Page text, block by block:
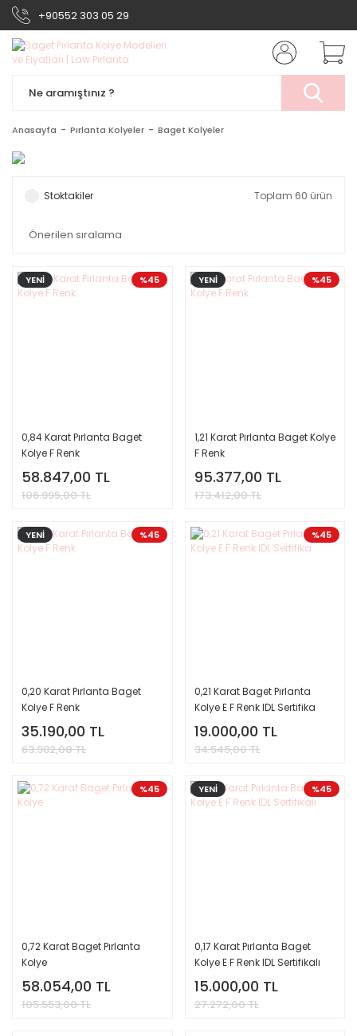
+90552 303 05 29
Anasayfa Pırlanta Kolyeler Baget Kolyeler
Stoktakiler Toplam 60 ürün
%45
YENİ
0,84 Karat Pırlanta Baget
Kolye F Renk
58.847,00 TL
106.995,00 TL
%45
YENİ
1,21 Karat Pırlanta Baget Kolye
F Renk
95.377,00 TL
173.412,00 TL
%45
YENİ
0,20 Karat Pırlanta Baget
Kolye F Renk
35.190,00 TL
63.982,00 TL
%45
0,21 Karat Baget Pırlanta
Kolye E F Renk IDL Sertifika
19.000,00 TL
34.545,00 TL
%45
0,72 Karat Baget Pırlanta
Kolye
58.054,00 TL
105.553,00 TL
%45
YENİ
0,17 Karat Pırlanta Baget
Kolye E F Renk IDL Sertifikalı
15.000,00 TL
27.272,00 TL